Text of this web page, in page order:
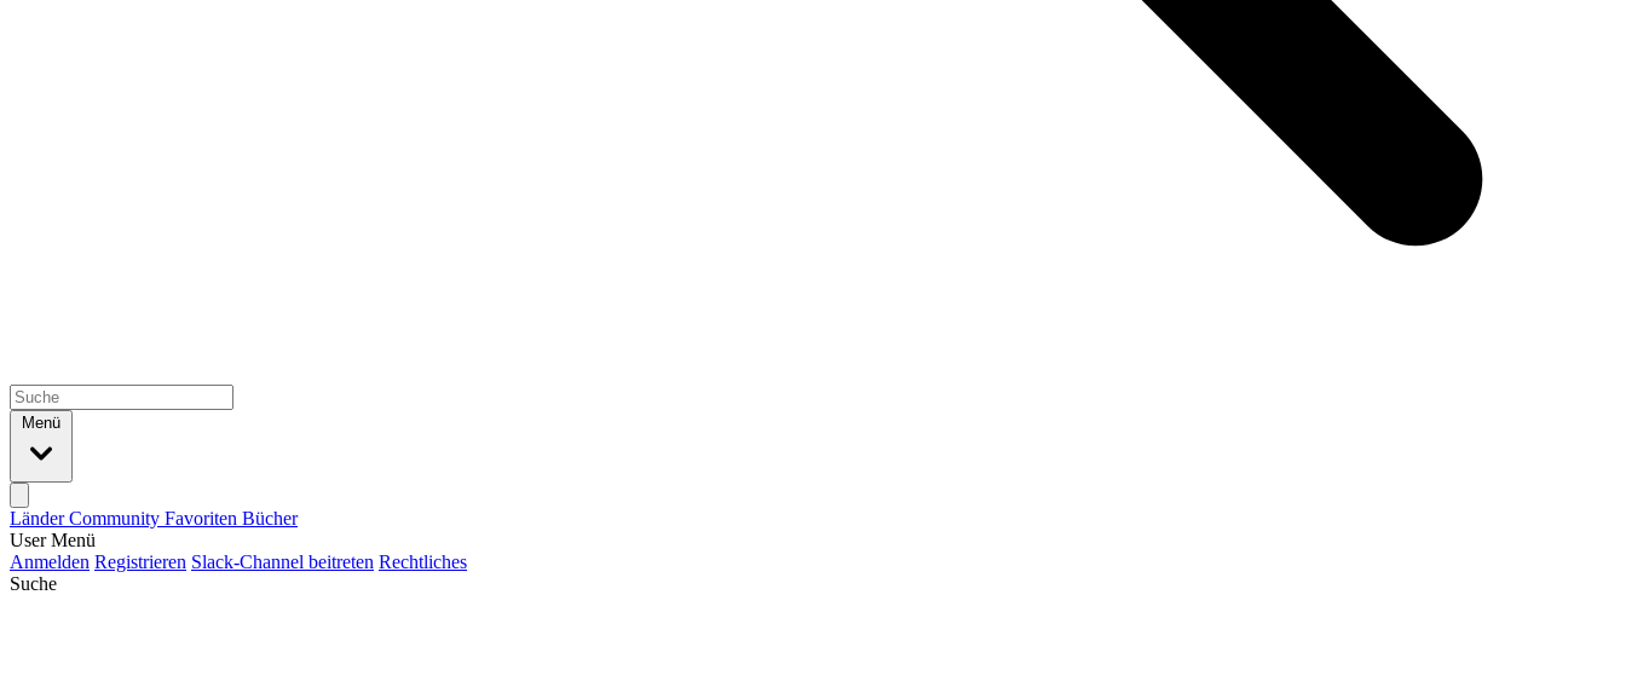
Menü
LänderCommunity Favoriten Bücher
User Menü
Anmelden Registrieren Slack-Channel beitreten Rechtliches
Suche